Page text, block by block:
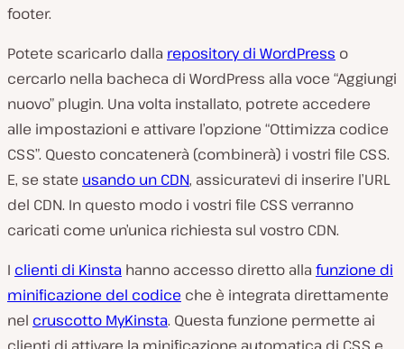
footer.
Potete scaricarlo dalla repository di WordPress o
cercarlo nella bacheca di WordPress alla voce “Aggiungi
nuovo” plugin. Una volta installato, potrete accedere
alle impostazioni e attivare l’opzione “Ottimizza codice
CSS”. Questo concatenerà (combinerà) i vostri file CSS.
E, se state usando un CDN, assicuratevi di inserire l’URL
del CDN. In questo modo i vostri file CSS verranno
caricati come un’unica richiesta sul vostro CDN.
I clienti di Kinsta hanno accesso diretto alla funzione di
minificazione del codice che è integrata direttamente
nel cruscotto MyKinsta. Questa funzione permette ai
clienti di attivare la minificazione automatica di CSS e